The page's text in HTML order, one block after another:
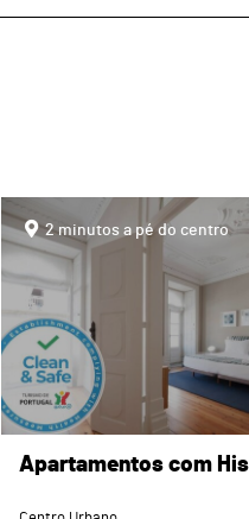
page2 minutos a pé do centro
Apartamentos com